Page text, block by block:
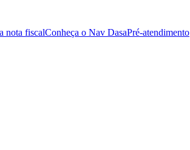
nota fiscalConheça o Nav DasaPré-atendimento